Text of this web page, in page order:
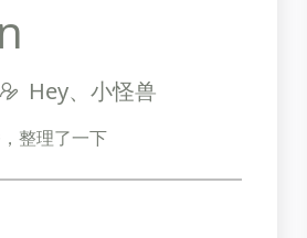
Hey、小怪兽
整理了一下